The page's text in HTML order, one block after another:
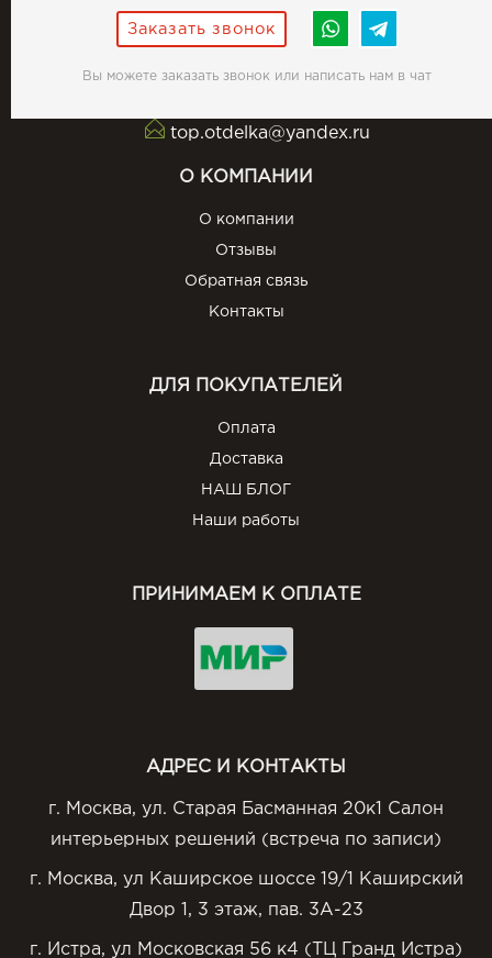
Заказать звонок
Вы можете заказать звонок или написать нам в чат
top.otdelka@yandex.ru
О КОМПАНИИ
О компании
Отзывы
Обратная связь
Контакты
ДЛЯ ПОКУПАТЕЛЕЙ
Оплата
Доставка
НАШ БЛОГ
Наши работы
ПРИНИМАЕМ К ОПЛАТЕ
АДРЕС И КОНТАКТЫ
г. Москва, ул. Старая Басманная 20к1 Салон
интерьерных решений (встреча по записи)
г. Москва, ул Каширское шоссе 19/1 Каширский
Двор 1, 3 этаж, пав. 3А-23
г. Истра, ул Московская 56 к4 (ТЦ Гранд Истра)